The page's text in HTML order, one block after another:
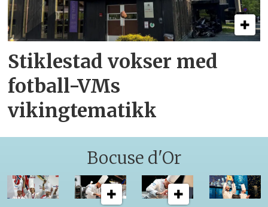
Stiklestad vokser med
fotball-VMs
vikingtematikk
Bocuse d'Or